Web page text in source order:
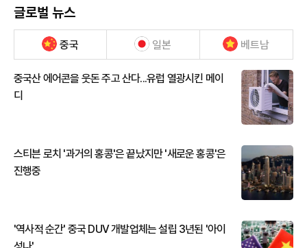
글로벌 뉴스
중국 일본 베트남
중국산 에어콘을 웃돈 주고 산다...유럽 열광시킨 메이
디
스티븐 로치 '과거의 홍콩'은 끝났지만 '새로운 홍콩'은
진행중
'역사적 순간' 중국 DUV 개발업체는 설립 3년된 '아이